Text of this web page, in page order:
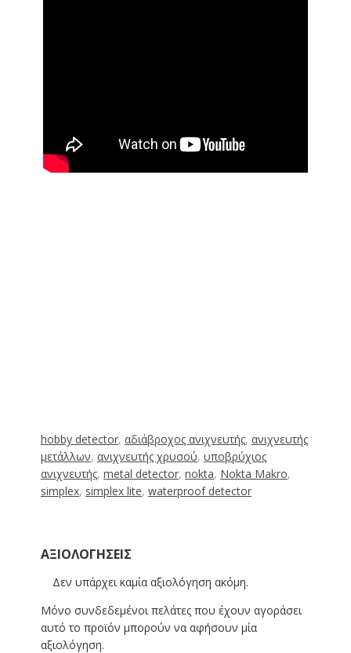
hobby detector, αδιάβροχος ανιχνευτής, ανιχνευτής
μετάλλων, ανιχνευτής χρυσού, υποβρύχιος
ανιχνευτής, metal detector, nokta, Nokta Makro,
simplex, simplex lite, waterproof detector
ΑΞΙΟΛΟΓΉΣΕΙΣ
Δεν υπάρχει καμία αξιολόγηση ακόμη.
Μόνο συνδεδεμένοι πελάτες που έχουν αγοράσει
αυτό το προϊόν μπορούν να αφήσουν μία
αξιολόγηση.